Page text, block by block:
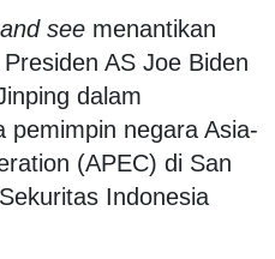
see menantikan
AS Joe Biden
dalam
pemimpin negara Asia-
(APEC) di San
Indonesia